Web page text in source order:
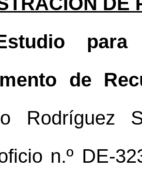
de
Rodríguez
n.º DE-